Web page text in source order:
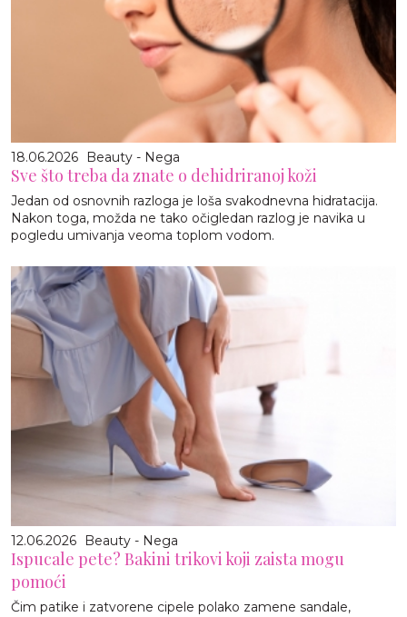
18.06.2026 Beauty - Nega
Sve što treba da znate o dehidriranoj koži
Jedan od osnovnih razloga je loša svakodnevna hidratacija.
Nakon toga, možda ne tako očigledan razlog je navika u
pogledu umivanja veoma toplom vodom.
12.06.2026 Beauty - Nega
Ispucale pete? Bakini trikovi koji zaista mogu
pomoći
Čim patike i zatvorene cipele polako zamene sandale,